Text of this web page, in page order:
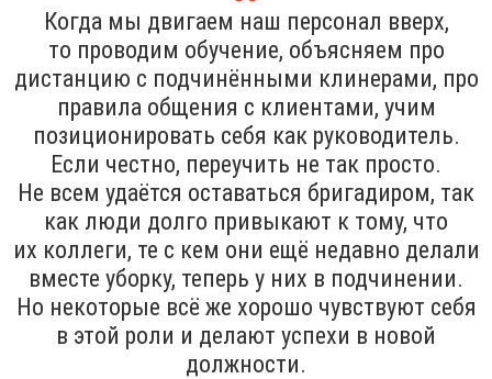
Когда мы двигаем наш персонал вверх,
то проводим обучение, объясняем про
дистанцию с подчинёнными клинерами, про
правила общения с клиентами, учим
позиционировать себя как руководитель.
Если честно, переучить не так просто.
Не всем удаётся оставаться бригадиром, так
как люди долго привыкают к тому, что
их коллеги, те с кем они ещё недавно делали
вместе уборку, теперь у них в подчинении.
Но некоторые всё же хорошо чувствуют себя
в этой роли и делают успехи в новой
должности.